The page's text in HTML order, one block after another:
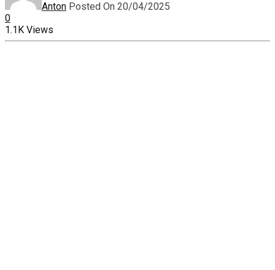
Anton Posted On 20/04/2025
0
1.1K Views